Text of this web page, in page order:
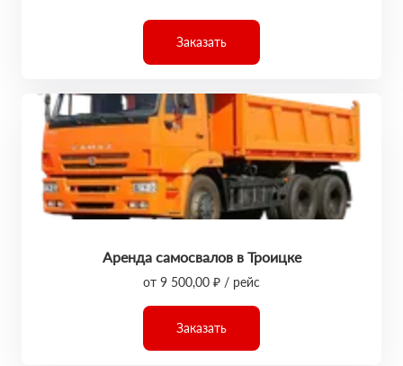
Заказать
Аренда самосвалов в Троицке
от 9 500,00 ₽ / рейс
Заказать